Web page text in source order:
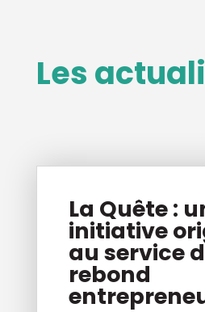
Les
La Quête :
initiative
au service
rebond